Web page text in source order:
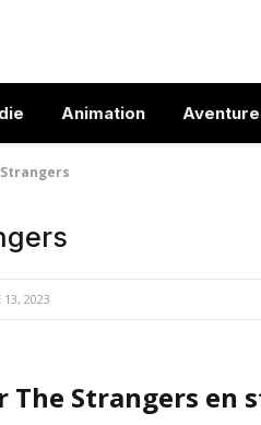
Animation Aventure
13, 2023
The Strangers